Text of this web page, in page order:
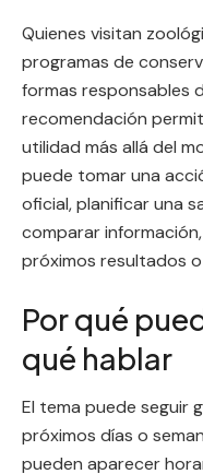
Quienes visitan
programas de
formas responsables
recomendación
utilidad más allá del
puede tomar una
oficial, planificar una
comparar
próximos resultados
Por qué
qué hablar
El tema puede seguir
próximos días o
pueden aparecer